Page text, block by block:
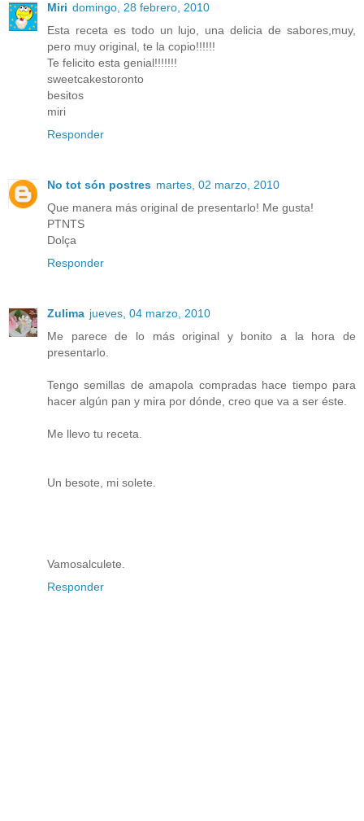
Miri domingo, 28 febrero, 2010
Esta receta es todo un lujo, una delicia de sabores,muy,
pero muy original, te la copio!!!!!!
Te felicito esta genial!!!!!!!
sweetcakestoronto
besitos
miri
Responder
No tot són postres martes, 02 marzo, 2010
Que manera más original de presentarlo! Me gusta!
PTNTS
Dolça
Responder
Zulima jueves, 04 marzo, 2010
Me parece de lo más original y bonito a la hora de
presentarlo.
Tengo semillas de amapola compradas hace tiempo para
hacer algún pan y mira por dónde, creo que va a ser éste.
Me llevo tu receta.
Un besote, mi solete.
Vamosalculete.
Responder